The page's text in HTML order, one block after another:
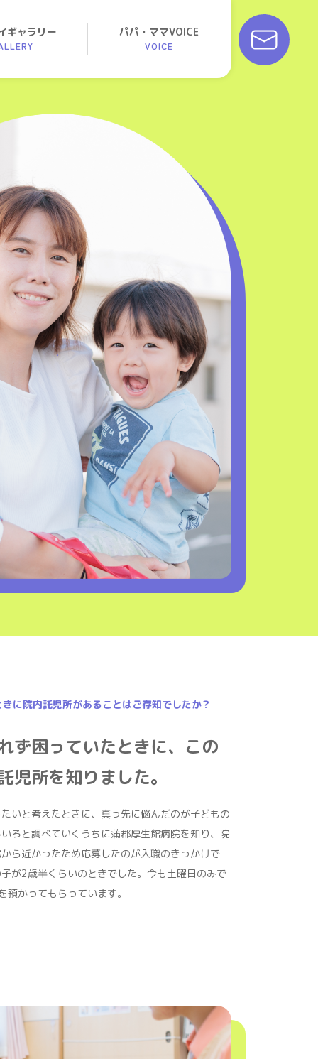
ギャラリー パパ・ママVOICE
VOICE
に院内託児所があることはご存知でしたか？
ず困っていたときに、この
児所を知りました。
いと考えたときに、真っ先に悩んだのが子どもの
ろと調べていくうちに蒲郡厚生館病院を知り、院
ら近かったため応募したのが入職のきっかけで
が2歳半くらいのときでした。今も土曜日のみで
預かってもらっています。